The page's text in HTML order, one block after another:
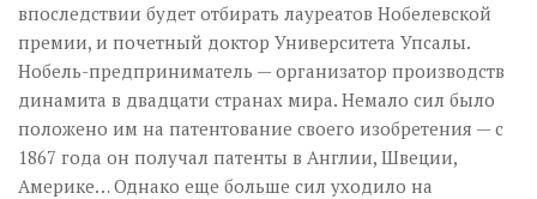
впоследствии будет отбирать лауреатов Нобелевской
премии, и почетный доктор Университета Упсалы.
Нобель-предприниматель — организатор производств
динамита в двадцати странах мира. Немало сил было
положено им на патентование своего изобретения — с
1867 года он получал патенты в Англии, Швеции,
Америке… Однако еще больше сил уходило на